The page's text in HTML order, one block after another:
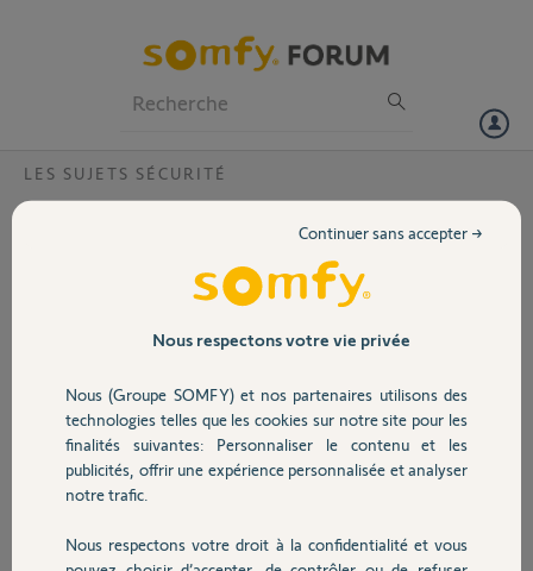
Volet
Sécurité
Domotique
Chauffage
LES SUJETS SÉCURITÉ
L'alarme Somfy Protect se désactive quand
J'ai un souci. Mon alarme (Somfy Protect Link Advenced) se
désactive toute seule lorsque j'ouvre la porte de garage ou la porte
J'ai supprimé les badges de mes équipements mais le problème
persiste.
Il n'y a rien dans calendrier.
désactivée", sans aucune autre information...
Nous respectons votre vie privée
Nous (Groupe SOMFY) et nos partenaires utilisons des
technologies telles que les cookies sur notre site pour les
finalités suivantes: Personnaliser le contenu et les
publicités, offrir une expérience personnalisée et analyser
notre trafic.
Nous respectons votre droit à la confidentialité et vous
Continuer sans accepter →